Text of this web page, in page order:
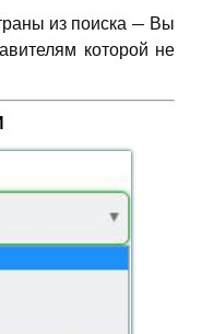
из поиска — Вы
которой не